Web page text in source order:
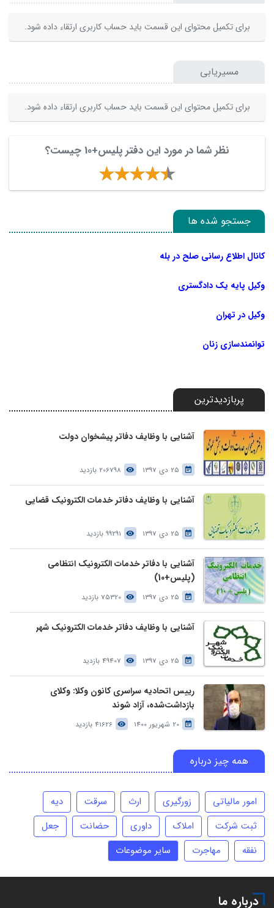
برای تکمیل محتوای این قسمت باید حساب کاربری ارتقاء داده شود.
مسیریابی
برای تکمیل محتوای این قسمت باید حساب کاربری ارتقاء داده شود.
نظر شما در مورد این دفتر پلیس+10 چیست؟
جستجو شده ها
کانال اطلاع رسانی صلح در بله
وکیل پایه یک دادگستری
وکیل در تهران
توانمندسازی زنان
پربازدیدترین
آشنایی با وظایف دفاتر پیشخوان دولت
25 دی 1397 206798 بازدید
آشنایی با وظایف دفاتر خدمات الکترونیک قضایی
25 دی 1397 99291 بازدید
آشنایی با دفاتر خدمات الکترونیک انتظامی
(پلیس+10)
25 دی 1397 75320 بازدید
آشنایی با وظایف دفاتر خدمات الکترونیک شهر
25 دی 1397 49407 بازدید
رییس اتحادیه سراسری کانون وکلا: وکلای
بازداشت‌شده، آزاد شوند
20 شهریور 1400 41626 بازدید
همه چیز درباره
امور مالیاتی زورگیری ارث سرقت
دیه
ثبت شرکت
املاک داوری حضانت
جعل
نفقه
مهاجرت سایر موضوعات
درباره ما